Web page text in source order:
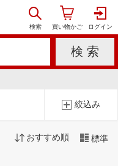
絞込み
おすすめ順 標準